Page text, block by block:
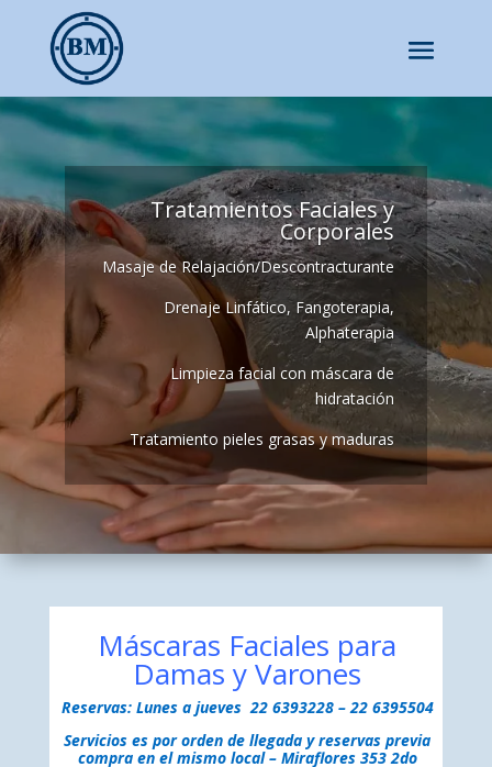
Tratamientos Faciales y
Corporales
Masaje de Relajación/Descontracturante
Drenaje Linfático, Fangoterapia,
Alphaterapia
Limpieza facial con máscara de
hidratación
Tratamiento pieles grasas y maduras
Máscaras Faciales para
Damas y Varones
Reservas: Lunes a jueves 22 6393228 – 22 6395504
Servicios es por orden de llegada y reservas previa
compra en el mismo local – Miraflores 353 2do